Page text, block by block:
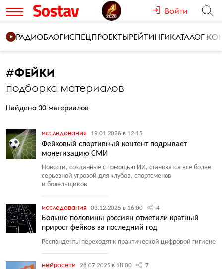
Войти
РАДИОБЛОГИСПЕЦПРОЕКТЫРЕЙТИНГИКАТАЛОГ
#ФЕЙКИ
подборка материалов
Найдено 30 материалов
исследования 19.01.2026 в 12:15
Фейковый спортивный контент подрывает
монетизацию СМИ
Новости, созданные с помощью ИИ, становятся все более
серьезной угрозой для клубов, спортсменов
и болельщиков
исследования 03.12.2025 в 16:00 4
Больше половины россиян отметили кратный
прирост фейков за последний год
Респонденты переходят к практической цифровой гигиене
нейросети 28.07.2025 в 18:00 7